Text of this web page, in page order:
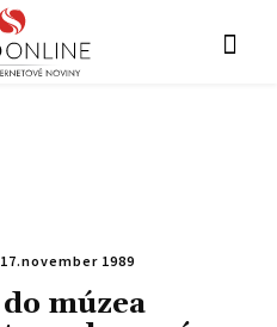
17.november 1989
múzea